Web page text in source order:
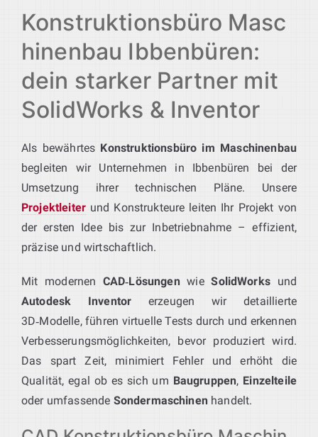
Konstruktionsbüro Masc
hinenbau Ibbenbüren:
dein starker Partner mit
SolidWorks & Inventor
Als bewährtes Konstruktionsbüro im Maschinenbau
begleiten wir Unternehmen in Ibbenbüren bei der
Umsetzung ihrer technischen Pläne. Unsere
Projektleiter und Konstrukteure leiten Ihr Projekt von
der ersten Idee bis zur Inbetriebnahme – effizient,
präzise und wirtschaftlich.
Mit modernen CAD‑Lösungen wieSolidWorksund
Autodesk Inventor erzeugen wir detaillierte
3D‑Modelle, führen virtuelle Tests durch und erkennen
Verbesserungsmöglichkeiten, bevor produziert wird.
Das spart Zeit, minimiert Fehler und erhöht die
Qualität, egal ob es sich um Baugruppen, Einzelteile
oder umfassende Sondermaschinen handelt.